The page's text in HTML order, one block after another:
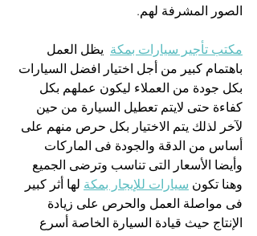
الصور المشرفة لهم.
مكتب تأجير سيارات بمكة
  يظل العمل
باهتمام كبير من أجل اختيار افضل السيارات
بكل جودة من العملاء ليكون عملهم بكل
كفاءة حتى لايتم تعطيل السيارة من حين
لآخر لذلك يتم الاختيار بكل حرص منهم على
أساس من الدقة والجودة فى الماركات
وأيضا الأسعار التى تناسب وترضى الجميع
وهنا تكون سيارات للإيجار بمكة لها أثر كبير
فى مواصلة العمل والحرص على زيادة
الإنتاج حيث قيادة السيارة الخاصة أسرع